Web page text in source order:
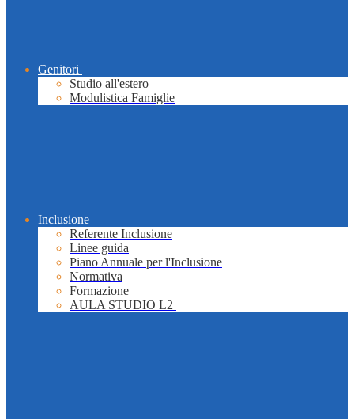
Genitori
Studio all'estero
Modulistica Famiglie
Inclusione
Referente Inclusione
Linee guida
Piano Annuale per l'Inclusione
Normativa
Formazione
AULA STUDIO L2